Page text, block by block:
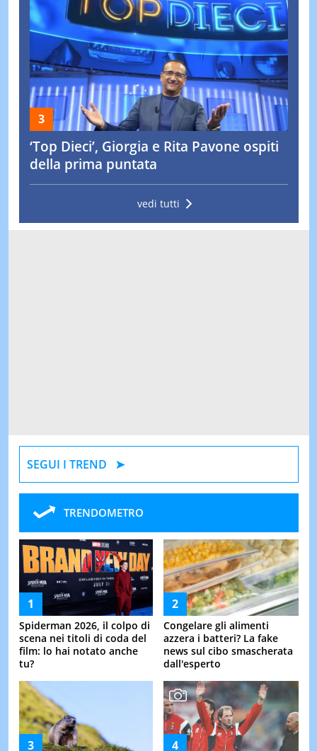
‘Top Dieci’, Giorgia e Rita Pavone ospiti
della prima puntata
vedi tutti
SEGUI I TREND
TRENDOMETRO
Spiderman 2026, il colpo di
scena nei titoli di coda del
film: lo hai notato anche
tu?
Congelare gli alimenti
azzera i batteri? La fake
news sul cibo smascherata
dall'esperto